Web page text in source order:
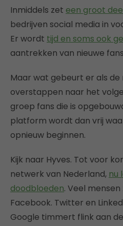
Inmiddels zet een groot
bedrijven social media in
Er wordt tijd en soms ook
aantrekken van nieuwe
Maar wat gebeurt er als de
overstappen naar het
groep fans die is
platform wordt dan vrij
opnieuw beginnen.
Kijk naar Hyves. Tot voor
netwerk van Nederland, nu
doodbloeden. Veel
Facebook. Twitter en
Google timmert flink aan